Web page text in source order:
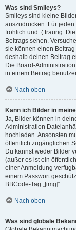
Was sind Smileys?
Smileys sind kleine
auszudrücken. Für
fröhlich und :( traurig.
Beitrags sehen.
sie können einen
deshalb deinen Beitrag
Die Board-
in einem Beitrag
Nach oben
Kann ich Bilder in
Ja, Bilder können in
Administration
hochladen. Ansonsten
öffentlich zugänglichen
Du kannst weder Bilder
(außer es ist ein
einer Anmeldung
einem Passwort
BBCode-Tag „[img]“.
Nach oben
Was sind globale